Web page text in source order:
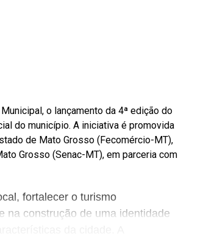
o lançamento da 4ª edição do
do município. A iniciativa é promovida
de Mato Grosso (Fecomércio-MT),
Grosso (Senac-MT), em parceria com
fortalecer o turismo
na construção de uma identidade